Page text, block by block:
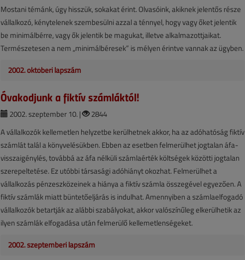
Mostani témánk, úgy hisszük, sokakat érint. Olvasóink, akiknek jelentős része
vállalkozó, kénytelenek szembesülni azzal a ténnyel, hogy vagy őket jelentik
be minimálbérre, vagy ők jelentik be magukat, illetve alkalmazottjaikat.
Természetesen a nem „minimálbéresek” is mélyen érintve vannak az ügyben.
2002. októberi lapszám
Óvakodjunk a fiktív számláktól!
2002. szeptember 10. |
2844
A vállalkozók kellemetlen helyzetbe kerülhetnek akkor, ha az adóhatóság fiktív
számlát talál a könyvelésükben. Ebben az esetben felmerülhet jogtalan áfa-
visszaigénylés, továbbá az áfa nélküli számlaérték költségek közötti jogtalan
szerepeltetése. Ez utóbbi társasági adóhiányt okozhat. Felmerülhet a
vállalkozás pénzeszközeinek a hiánya a fiktív számla összegével egyezően. A
fiktív számlák miatt büntetőeljárás is indulhat. Amennyiben a számlaelfogadó
vállalkozók betartják az alábbi szabályokat, akkor valószínűleg elkerülhetik az
ilyen számlák elfogadása után felmerülő kellemetlenségeket.
2002. szeptemberi lapszám